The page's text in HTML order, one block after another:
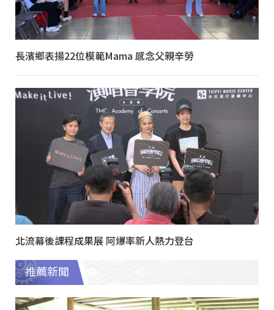
長濱鄉表揚22位模範Mama 感念父親辛勞
北流幕後課程成果展 阿爆率新人熱力登台
推薦新聞